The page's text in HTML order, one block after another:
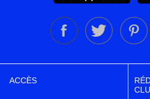
ACCÈS